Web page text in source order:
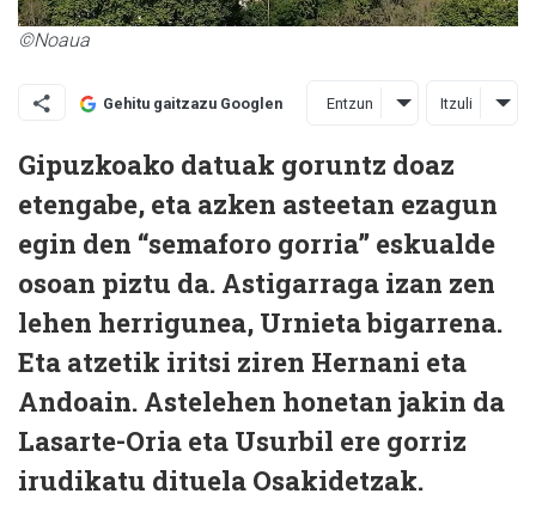
©Noaua
Gehitu gaitzazu Googlen Entzun Itzuli
Gipuzkoako datuak goruntz doaz
etengabe, eta azken asteetan ezagun
egin den “semaforo gorria” eskualde
osoan piztu da. Astigarraga izan zen
lehen herrigunea, Urnieta bigarrena.
Eta atzetik iritsi ziren Hernani eta
Andoain. Astelehen honetan jakin da
Lasarte-Oria eta Usurbil ere gorriz
irudikatu dituela Osakidetzak.